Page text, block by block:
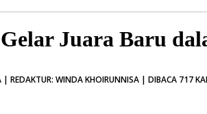
Juara Baru
| REDAKTUR: WINDA KHOIRUNNISA | DIBACA 717